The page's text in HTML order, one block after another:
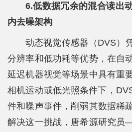
6.低数据冗余的混合读出
内去噪架构
动态视觉传感器（DVS）
分辨率和低功耗等优势，在自
延迟机器视觉等场景中具有重
相机运动或低光照条件下，
件和噪声事件，削弱其数据稀
解决这一挑战，唐希源研究员